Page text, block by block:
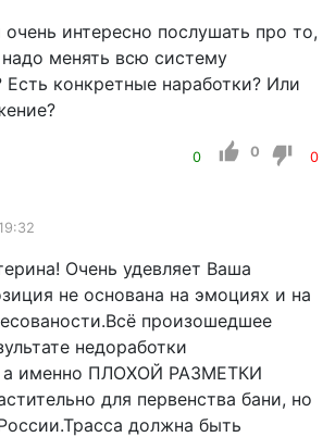
интересно послушать про то,
менять всю систему
Есть конкретные наработки? Или
0 0 0
Очень удевляет Ваша
не основана на эмоциях и на
произошедшее
недоработки
а именно ПЛОХОЙ РАЗМЕТКИ
для первенства бани, но
должна быть